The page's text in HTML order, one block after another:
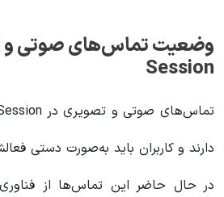
وضعیت تماس‌های صوتی و
Session
دارند و کاربران باید به‌صورت دستی